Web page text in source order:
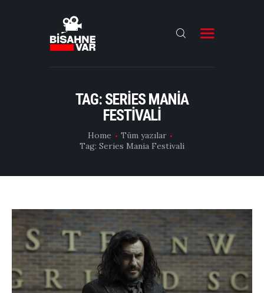
TAG: SERIES MANIA
FESTIVALI
Home
Tüm yazılar
Tag: Series Mania Festivali
FILMLER
OYUNCULAR